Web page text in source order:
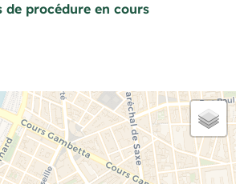
de procédure en cours